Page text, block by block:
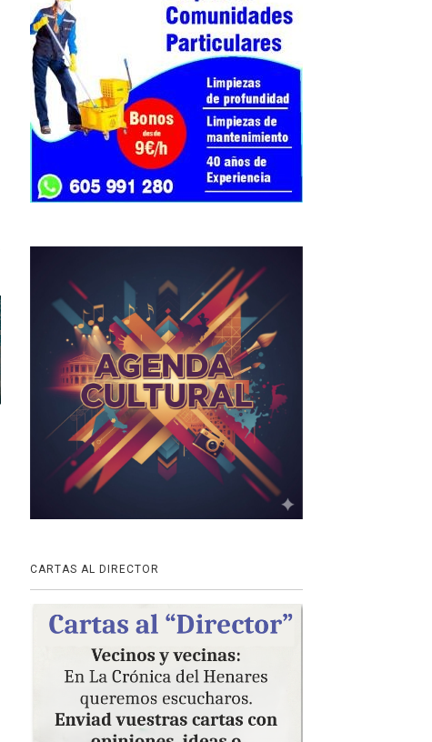
CARTAS AL DIRECTOR